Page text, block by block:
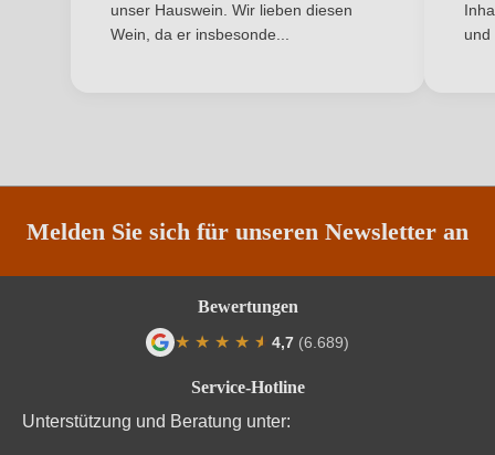
IGP
Weinart
unser Hauswein. Wir lieben diesen
Wein, da er insbesonde...
und
Melden Sie sich für unseren Newsletter an
Service-Hotline
Unterstützung und Beratung unter:
Bewertungen
★ ★ ★ ★ ★
★ 4,7 (6.689)